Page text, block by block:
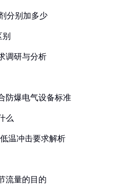
分别加多少
调研与分析
防爆电气设备标准
么
温冲击要求解析
流量的目的